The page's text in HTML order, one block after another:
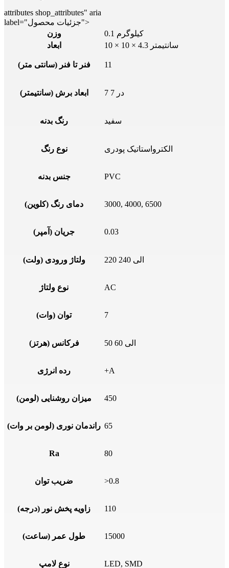
attributes shop_attributes" aria
label="جزئیات محصول">
وزن
0.1 کیلوگرم
ابعاد
10 × 10 × 4.3 سانتیمتر
فنر تا فنر (سانتی متر) 11
ابعاد برش (سانتیمتر) 7 در 7
رنگ بدنه سفید
نوع رنگ الکترواستاتیک پودری
جنس بدنه PVC
دمای رنگ (کلوین) 3000, 4000, 6500
جریان (آمپر) 0.03
ولتاژ ورودی (ولت) 220 الی 240
نوع ولتاژ AC
توان (وات) 7
فرکانس (هرتز) 50 الی 60
رده انرژی +A
میزان روشنایی (لومن) 450
راندمان نوری (لومن بر وات) 65
Ra 80
ضریب توان >0.8
زاویه پخش نور (درجه) 110
طول عمر (ساعت) 15000
نوع لامپ LED, SMD